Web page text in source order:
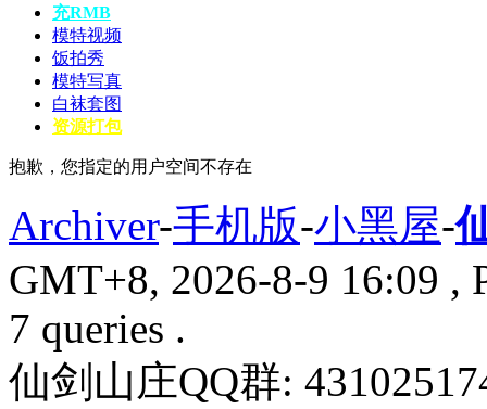
充RMB
模特视频
饭拍秀
模特写真
白袜套图
资源打包
抱歉，您指定的用户空间不存在
Archiver-手机版-小黑屋-
GMT+8, 2026-8-9 16:09 ,
7 queries .
仙剑山庄QQ群: